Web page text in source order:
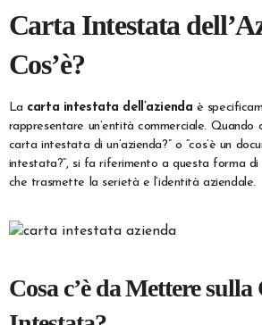
Carta Intestata
Cos’è?
La carta intestata dell’azienda è
rappresentare un’entità commerciale. Quando
carta intestata di un’azienda?” o “cos’è un
intestata?”, si fa riferimento a questa forma di
che trasmette la serietà e l’identità aziendale.
Cosa c’è da Mettere